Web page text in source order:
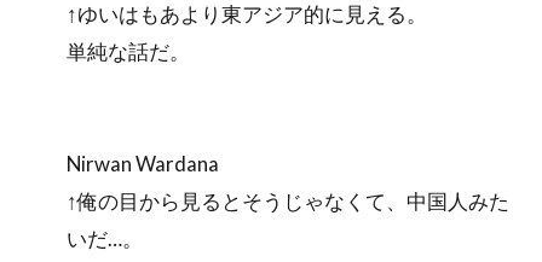
↑ゆいはもあより東アジア的に見える。
単純な話だ。
Nirwan Wardana
↑俺の目から見るとそうじゃなくて、中国人みた
いだ…。